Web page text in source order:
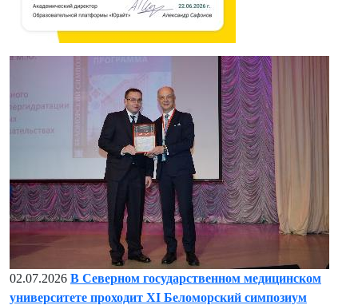
02.07.2026 В Северном государственном медицинском
университете проходит XI Беломорский симпозиум